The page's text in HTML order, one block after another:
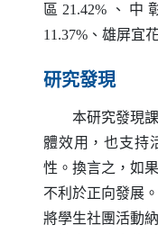
區21.42%、中
11.37%、雄屏宜
研究發現
本研究發現課
體效用，也支持
性。換言之，如
不利於正向發展
將學生社團活動